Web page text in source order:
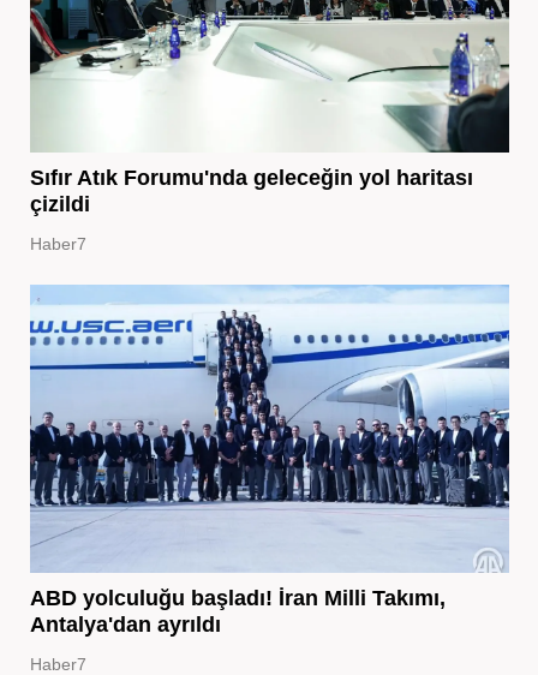
Sıfır Atık Forumu'nda geleceğin yol haritası
çizildi
Haber7
ABD yolculuğu başladı! İran Milli Takımı,
Antalya'dan ayrıldı
Haber7